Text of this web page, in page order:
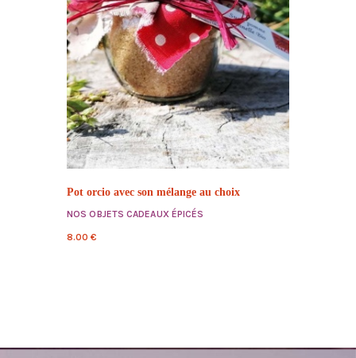
Pot orcio avec son mélange au choix
NOS OBJETS CADEAUX ÉPICÉS
8.00 €